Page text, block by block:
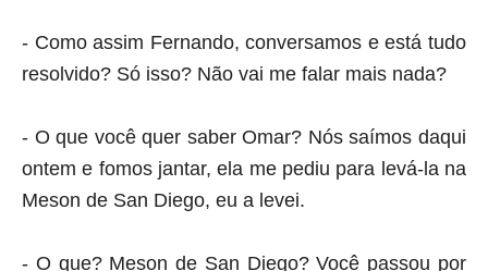
- Como assim Fernando, conversamos e está tudo
resolvido? Só isso? Não vai me falar mais nada?
- O que você quer saber Omar? Nós saímos daqui
ontem e fomos jantar, ela me pediu para levá-la na
Meson de San Diego, eu a levei.
- O que? Meson de San Diego? Você passou por